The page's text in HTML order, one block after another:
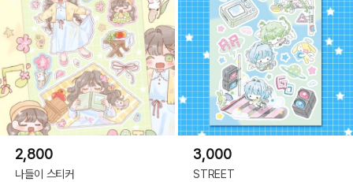
2,800
나들이 스티커
3,000
STREET